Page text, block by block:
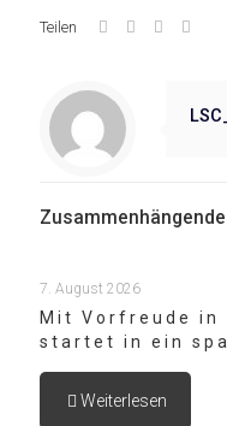
Teilen
7. August 2026
Mit Vorfreude in
startet in ein
Weiterlesen